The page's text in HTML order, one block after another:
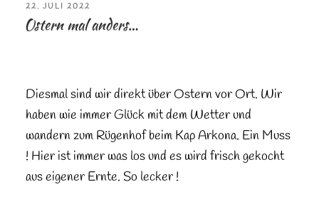
VERÖFFENTLICHT
AM
22. JULI 2022
Ostern mal anders…
Diesmal sind wir direkt über Ostern vor Ort. Wir
haben wie immer Glück mit dem Wetter und
wandern zum Rügenhof beim Kap Arkona. Ein Muss
! Hier ist immer was los und es wird frisch gekocht
aus eigener Ernte. So lecker !